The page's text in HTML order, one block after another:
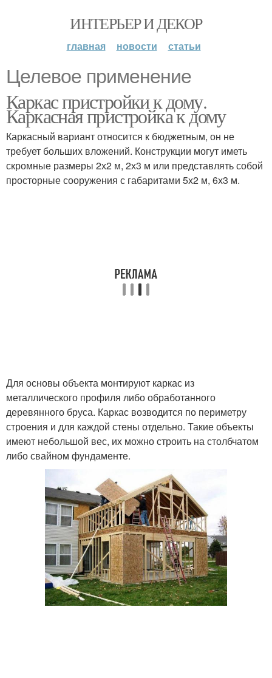
ИНТЕРЬЕР И ДЕКОР
главная новости статьи
Целевое применение
Каркас пристройки к дому.
Каркасная пристройка к дому
Каркасный вариант относится к бюджетным, он не
требует больших вложений. Конструкции могут иметь
скромные размеры 2х2 м, 2х3 м или представлять собой
просторные сооружения с габаритами 5х2 м, 6х3 м.
Для основы объекта монтируют каркас из
металлического профиля либо обработанного
деревянного бруса. Каркас возводится по периметру
строения и для каждой стены отдельно. Такие объекты
имеют небольшой вес, их можно строить на столбчатом
либо свайном фундаменте.